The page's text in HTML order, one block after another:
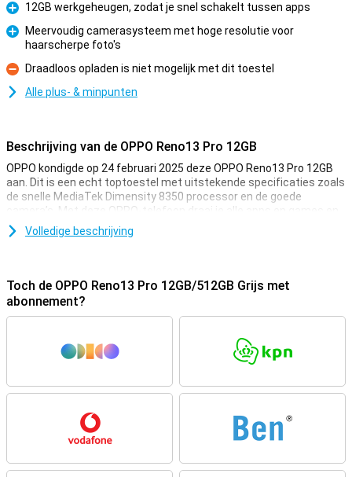
Pluspunt
12GB werkgeheugen, zodat je snel schakelt tussen apps
Pluspunt
Meervoudig camerasysteem met hoge resolutie voor
haarscherpe foto's
Minpunt
Draadloos opladen is niet mogelijk met dit toestel
Alle plus- & minpunten
Beschrijving van de OPPO Reno13 Pro 12GB
OPPO kondigde op 24 februari 2025 deze OPPO Reno13 Pro 12GB
aan. Dit is een echt toptoestel met uitstekende specificaties zoals
de snelle MediaTek Dimensity 8350 processor en de goede
camera’s. Met deze OPPO-telefoon draai je alle apps en games en
maak je uitstekende foto’s met een druk op de knop!
doorsnee van 6.83 inch, dus je kunt alles goed zien.
Goede cameraset
Dit toestel heeft drie verschillende cameralenzen achterop. Ook
heeft deze telefoon een telelens. Deze lens gebruik je om optisch
te zoomen, je haalt dus dingen van veraf dichterbij! Dit doet de lens
zonder dat het beelt korrelig en wiebelig wordt. Handig. Ook is er
nog een ultra-groothoeklens van 8 megapixel. De hoofdlens heeft
een resolutie van 50 megapixel, waarmee je dus mooie foto's
schiet. Deze camera gebruik je voor alle normale foto's en gebruik je
dus het vaakst! De AI-gestuurde beeldoptimalisatie past
resultaat. Verder heeft deze telefoon een selfiecamera met een
Volledige beschrijving
Toch de OPPO Reno13 Pro 12GB/512GB Grijs met
abonnement?